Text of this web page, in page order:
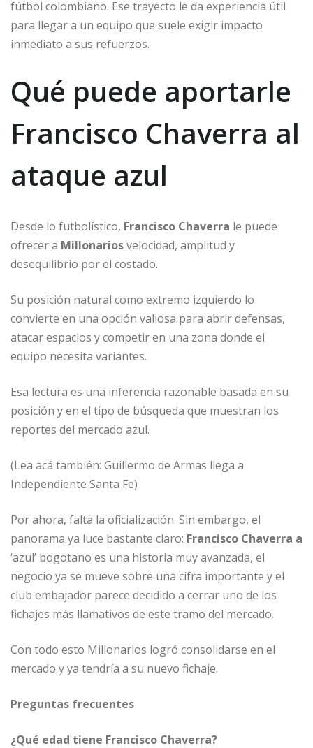
fútbol colombiano. Ese trayecto le da experiencia útil
para llegar a un equipo que suele exigir impacto
inmediato a sus refuerzos.
Qué puede aportarle
Francisco Chaverra al
ataque azul
Desde lo futbolístico, Francisco Chaverra le puede
ofrecer a Millonariosvelocidad, amplitud y
desequilibrio por el costado.
Su posición natural como extremo izquierdo lo
convierte en una opción valiosa para abrir defensas,
atacar espacios y competir en una zona donde el
equipo necesita variantes.
Esa lectura es una inferencia razonable basada en su
posición y en el tipo de búsqueda que muestran los
reportes del mercado azul.
(Lea acá también: Guillermo de Armas llega a
Independiente Santa Fe)
Por ahora, falta la oficialización. Sin embargo, el
panorama ya luce bastante claro: Francisco Chaverra a
‘azul’ bogotano es una historia muy avanzada, el
negocio ya se mueve sobre una cifra importante y el
club embajador parece decidido a cerrar uno de los
fichajes más llamativos de este tramo del mercado.
Con todo esto Millonarios logró consolidarse en el
mercado y ya tendría a su nuevo fichaje.
Preguntas frecuentes
¿Qué edad tiene Francisco Chaverra?